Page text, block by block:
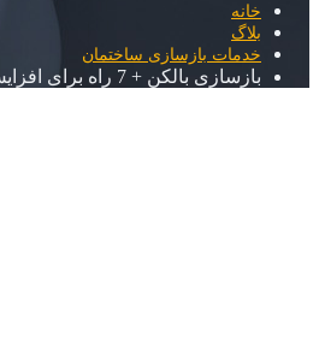
خانه
بلاگ
خدمات بازسازی ساختمان
بازسازی بالکن + 7 راه برای افزایش امنیت آن!